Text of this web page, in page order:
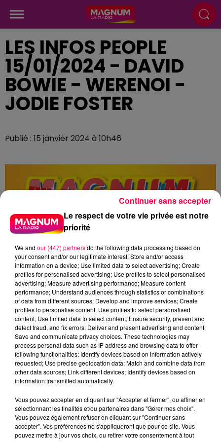
LES INFOS PEOPLE
15/01/2024 - DAVID
BOWIE - WERENOI -
JODIE FOSTER
Publié : 15 janvier 2024 à 10h46
janvier.mp3
Le respect de votre vie privée est notre
priorité
We and our (447) partnersdo the following data processing based on
your consent and/or our legitimate interest: Store and/or access
information on a device; Use limited data to select advertising; Create
profiles for personalised advertising; Use profiles to select personalised
advertising; Measure advertising performance; Measure content
performance; Understand audiences through statistics or combinations
of data from different sources; Develop and improve services; Create
profiles to personalise content; Use profiles to select personalised
content; Use limited data to select content; Ensure security, prevent and
detect fraud, and fix errors; Deliver and present advertising and content;
Save and communicate privacy choices. These technologies may
process personal data such as IP address and browsing data to offer
following functionalities: Identify devices based on information actively
requested; Use precise geolocation data; Match and combine data from
other data sources; Link different devices; Identify devices based on
information transmitted automatically.
Vous pouvez accepter en cliquant sur "Accepter et fermer", ou affiner en
sélectionnant les finalités et/ou partenaires dans "Gérer mes choix".
Vous pouvez également refuser en cliquant sur "Continuer sans
accepter". Vos préférences ne s'appliqueront que pour ce site. Vous
pouvez mettre à jour vos choix, ou retirer votre consentement à tout
Continuer sans accepter